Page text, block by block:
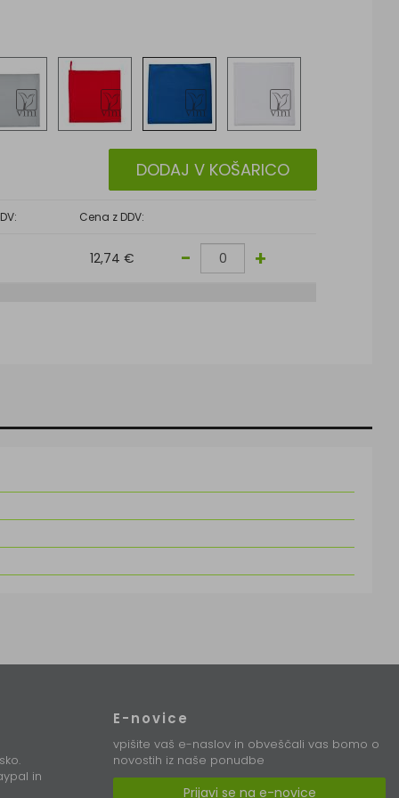
DODAJ V KOŠARICO
Cena z DDV:
12,74 € - +
in
E-novice
vpišite vaš e-naslov in obveščali vas bomo o
novostih iz naše ponudbe
Prijavi se na e-novice